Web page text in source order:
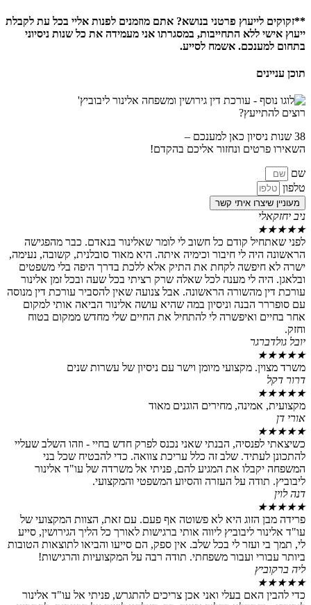
**זקוקים לייעוץ פרטני בנושא? אתם מוזמנים לפנות אליי בכל עת לקבלת
ייעוץ אישי ללא התחייבות, במסגרתו אני מעמידה את כל שנות ניסיוני
בתחום למענכם. אשמח לסייע.
תוכן עניינים
רוצים להתייעץ?
38 שנות ניסיון כאן למענכם –
השאירו פרטים ונחזור אליכם בהקדם!
שם
טלפון
מעוניין שיצרו איתי קשר
ניב יחזקאלי
★
★
★
★
★
לפני שאתחיל קודם כל חשוב לי לומר שאלינור בנאדם. כבר מהפגישה
הראשונה היה לי חיבור וכימיה איתה. היא מאוד סובלנית, קשובה, נעימה,
ישרה לא חיפשה לקחת את התיק אלא ללכת בדרך היפה בלי משפטים
ובלאגן. היה לי מענה לכל שאלה שרק רציתי בכל שעה ובכל זמן אלינור
עורכת דין מהשורה הראשונה. אבל צנועה שאין להסביר עורכת דין מנוסה
עם סופררר הבנה וניסיון במה שהיא עושה אלינור הביאה אותי למקום
אחר בחיים ואיפשרה לי להתחיל את החיים שלי מחדש ממקום בטוח
וחזק.
יובל גולדברגר
★
★
★
★
★
משרד מצוין. מקצועי מיומן וישר עם ניסיון של עשרות שנים
דרור דקל
★
★
★
★
★
מקצועית, אמינה, מחירים הוגנים מאוד
אורי דן
★
★
★
★
★
כשיצאתי לפנסיה, הבנתי שאני נכנס לפרק חדש בחיי - וזהו השלב שעליי
להתכונן לעתיד. שלב זה כלל עריכת צוואה. כדי להבטיח שכל בני
המשפחה יקבלו את המגיע להם, פניתי אל משרדה של עו"ד אלינור
ליבוביץ. תודה על העזרה והסיוע המשפטי והמקצועי.
דנה לוין
★
★
★
★
★
פרידה מבן הזוג היא לא פשוטה אף פעם. עם זאת, הצוות המקצועי של
עו"ד אלינור ליבוביץ ליווה אותי ברגישות לאורך כל הליך הגירושין, סייע
לי, תמך בי ועזר לי בכל שלב. אין ספק, הם סייעו והביאו לתוצאות הטובות
ביותר עבורי ועבור משפחתי. תודה רבה על המקצועיות והרגישות!
ליה ברקוביץ
★
★
★
★
★
כדי להבין האם בעלי ואני אכן צריכים להתגרש, פניתי אל עו"ד אלינור